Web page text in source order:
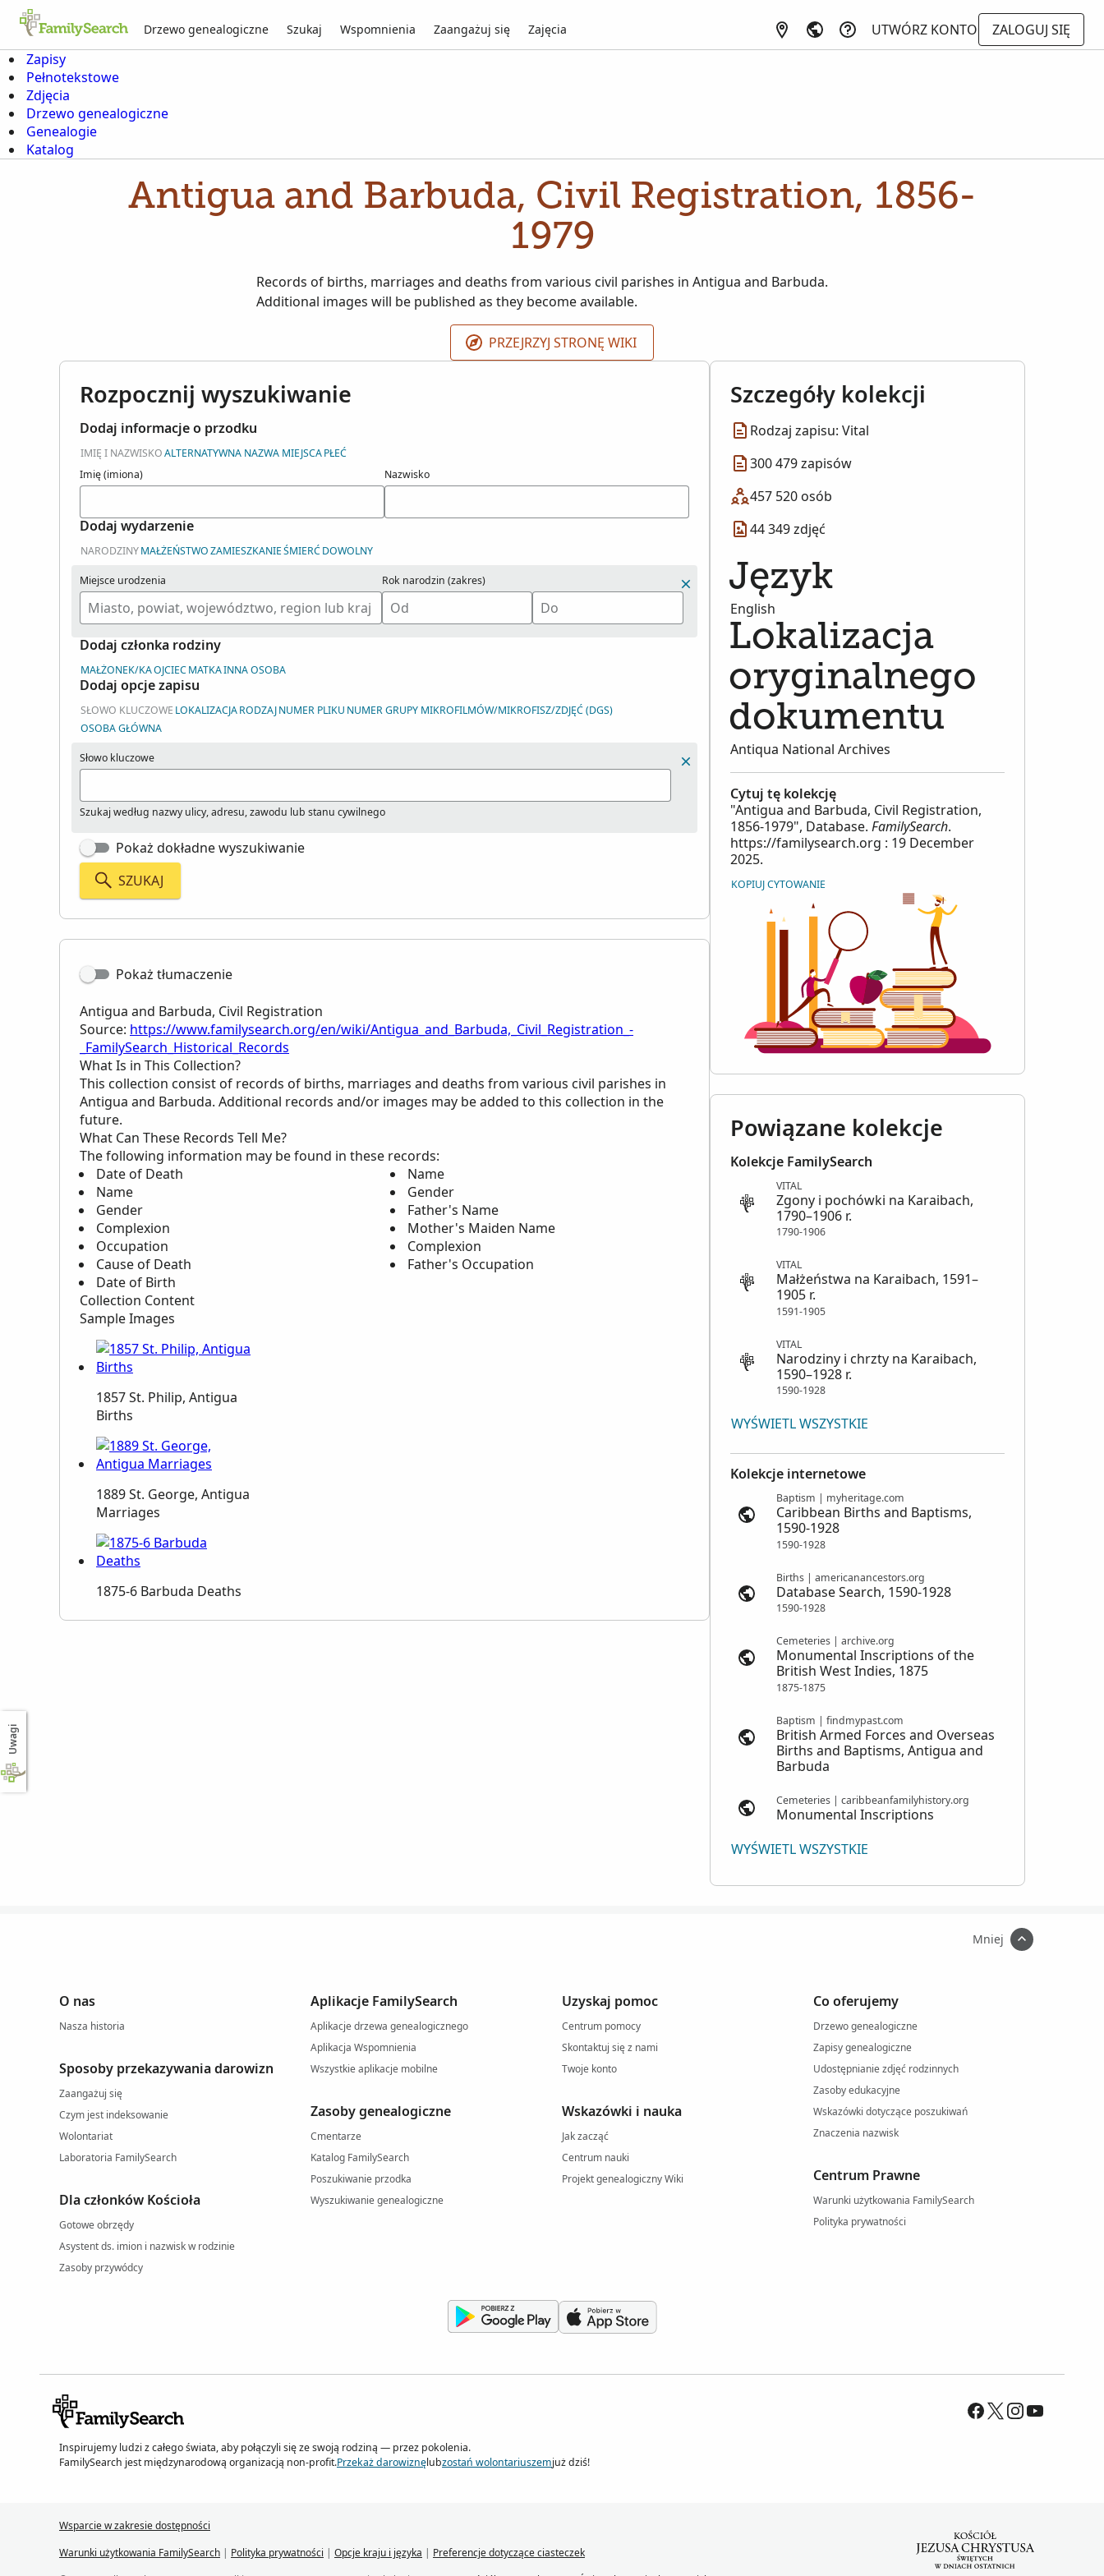
Drzewo genealogiczne Szukaj Wspomnienia Zaangażuj się Zajęcia UTWÓRZ KONTO
ZALOGUJ SIĘ
Zapisy
Pełnotekstowe
Zdjęcia
Drzewo genealogiczne
Genealogie
Katalog
Antigua and Barbuda, Civil Registration, 1856-
1979
Records of births, marriages and deaths from various civil parishes in Antigua and Barbuda.
Additional images will be published as they become available.
PRZEJRZYJ STRONĘ WIKI
Rozpocznij wyszukiwanie
Dodaj informacje o przodku
IMIĘ I NAZWISKOALTERNATYWNA NAZWA MIEJSCAPŁEĆ
Imię (imiona)
Nazwisko
Dodaj wydarzenie
NARODZINYMAŁŻEŃSTWOZAMIESZKANIEŚMIERĆDOWOLNY
Miejsce urodzenia Rok narodzin (zakres)
Dodaj członka rodziny
MAŁŻONEK/KAOJCIECMATKAINNA OSOBA
Dodaj opcje zapisu
SŁOWO KLUCZOWE LOKALIZACJARODZAJNUMER PLIKU NUMER GRUPY MIKROFILMÓW/MIKROFISZ/ZDJĘĆ (DGS)
OSOBA GŁÓWNA
Słowo kluczowe
Szukaj według nazwy ulicy, adresu, zawodu lub stanu cywilnego
Pokaż dokładne wyszukiwanie
SZUKAJ
Pokaż tłumaczenie
Antigua and Barbuda, Civil Registration
Source: https://www.familysearch.org/en/wiki/Antigua_and_Barbuda,_Civil_Registration_-
_FamilySearch_Historical_Records
What Is in This Collection?
This collection consist of records of births, marriages and deaths from various civil parishes in
Antigua and Barbuda. Additional records and/or images may be added to this collection in the
future.
What Can These Records Tell Me?
The following information may be found in these records:
Date of Death
Name
Gender
Complexion
Occupation
Cause of Death
Date of Birth
Name
Gender
Father's Name
Mother's Maiden Name
Complexion
Father's Occupation
Collection Content
Sample Images
1857 St. Philip, Antigua
Births
1889 St. George, Antigua
Marriages
1875-6 Barbuda Deaths
Szczegóły kolekcji
Rodzaj zapisu: Vital
300 479 zapisów
457 520 osób
44 349 zdjęć
Język
English
Lokalizacja
oryginalnego
dokumentu
Antiqua National Archives
Cytuj tę kolekcję
"Antigua and Barbuda, Civil Registration,
1856-1979", Database. FamilySearch.
https://familysearch.org : 19 December
2025.
KOPIUJ CYTOWANIE
Powiązane kolekcje
Kolekcje FamilySearch
VITAL
Zgony i pochówki na Karaibach,
1790–1906 r.
1790-1906
VITAL
Małżeństwa na Karaibach, 1591–
1905 r.
1591-1905
VITAL
Narodziny i chrzty na Karaibach,
1590–1928 r.
1590-1928
WYŚWIETL WSZYSTKIE
Kolekcje internetowe
Baptism | myheritage.com
Caribbean Births and Baptisms,
1590-1928
1590-1928
Births | americanancestors.org
Database Search, 1590-1928
1590-1928
Cemeteries | archive.org
Monumental Inscriptions of the
British West Indies, 1875
1875-1875
Baptism | findmypast.com
British Armed Forces and Overseas
Births and Baptisms, Antigua and
Barbuda
Cemeteries | caribbeanfamilyhistory.org
Monumental Inscriptions
WYŚWIETL WSZYSTKIE
Mniej
O nas
Nasza historia
Sposoby przekazywania darowizn
Zaangażuj się
Czym jest indeksowanie
Wolontariat
Laboratoria FamilySearch
Dla członków Kościoła
Gotowe obrzędy
Asystent ds. imion i nazwisk w rodzinie
Zasoby przywódcy
Aplikacje FamilySearch
Aplikacje drzewa genealogicznego
Aplikacja Wspomnienia
Wszystkie aplikacje mobilne
Zasoby genealogiczne
Cmentarze
Katalog FamilySearch
Poszukiwanie przodka
Wyszukiwanie genealogiczne
Uzyskaj pomoc
Centrum pomocy
Skontaktuj się z nami
Twoje konto
Wskazówki i nauka
Jak zacząć
Centrum nauki
Projekt genealogiczny Wiki
Co oferujemy
Drzewo genealogiczne
Zapisy genealogiczne
Udostępnianie zdjęć rodzinnych
Zasoby edukacyjne
Wskazówki dotyczące poszukiwań
Znaczenia nazwisk
Centrum Prawne
Warunki użytkowania FamilySearch
Polityka prywatności
Inspirujemy ludzi z całego świata, aby połączyli się ze swoją rodziną — przez pokolenia.
FamilySearch jest międzynarodową organizacją non-profit.Przekaż darowiznęlubzostań wolontariuszemjuż dziś!
Wsparcie w zakresie dostępności
Warunki użytkowania FamilySearch | Polityka prywatności | Opcje kraju i języka | Preferencje dotyczące ciasteczek
Uwagi